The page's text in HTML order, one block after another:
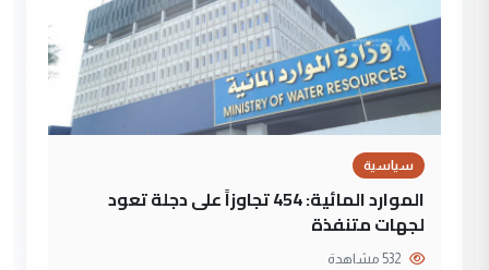
سياسية
الموارد المائية: 454 تجاوزاً على دجلة تعود
لجهات متنفذة